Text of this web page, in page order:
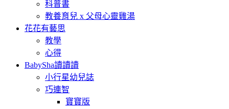
科普書
教養育兒 x 父母心靈雞湯
花花有藝思
教學
心得
BabySha讀讀讀
小行星幼兒誌
巧連智
寶寶版